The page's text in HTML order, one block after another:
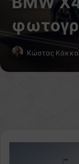
Κώστας